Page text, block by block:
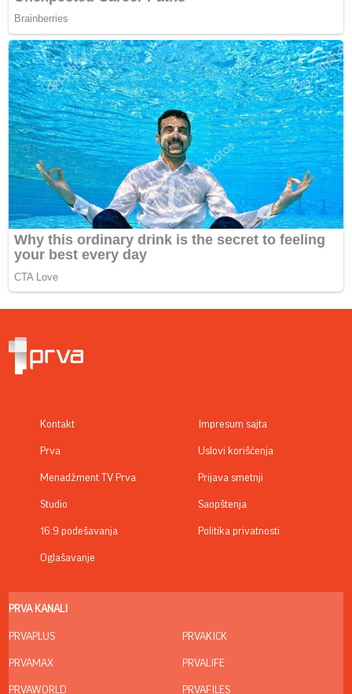
Kontakt
Prva
Menadžment TV Prva
Studio
16:9 podešavanja
Oglašavanje
Impresum sajta
Uslovi korišćenja
Prijava smetnji
Saopštenja
Politika privatnosti
PRVA KANALI
PRVAPLUS
PRVAMAX
PRVAWORLD
PRVAKICK
PRVALIFE
PRVAFILES